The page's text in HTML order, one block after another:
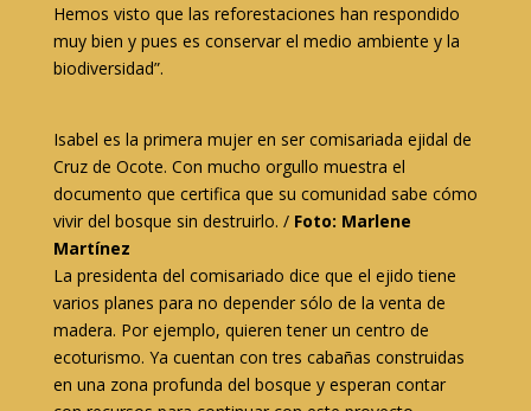
Hemos visto que las reforestaciones han respondido
muy bien y pues es conservar el medio ambiente y la
biodiversidad”.
Isabel es la primera mujer en ser comisariada ejidal de
Cruz de Ocote. Con mucho orgullo muestra el
documento que certifica que su comunidad sabe cómo
vivir del bosque sin destruirlo. / Foto: Marlene
Martínez
La presidenta del comisariado dice que el ejido tiene
varios planes para no depender sólo de la venta de
madera. Por ejemplo, quieren tener un centro de
ecoturismo. Ya cuentan con tres cabañas construidas
en una zona profunda del bosque y esperan contar